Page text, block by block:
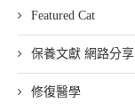
Featured Cat
保養文獻 網路分享
修復醫學